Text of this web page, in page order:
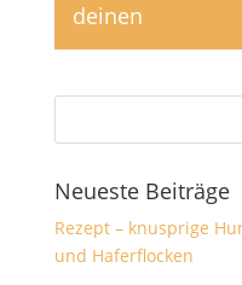
deinen
Neueste Beiträge
Rezept – knusprige
und Haferflocken